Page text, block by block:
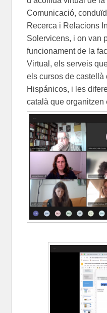
Comunicació,
Recerca i Relacions
Solervicens, i on van
funcionament de la
Virtual, els serveis
els cursos de
Hispánicos, i les
català que organitzen